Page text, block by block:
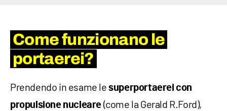
Come funzionano le
portaerei?
Prendendo in esame le superportaerei con
propulsione nucleare (come la Gerald R.Ford),